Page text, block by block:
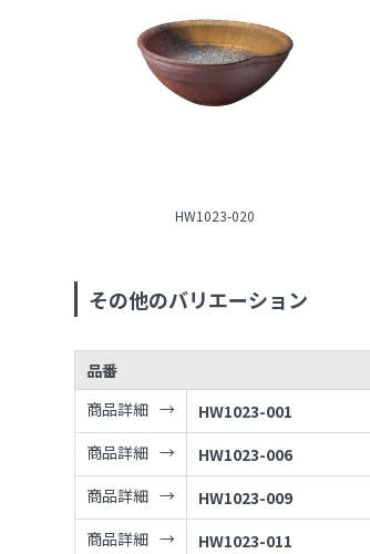
HW1023-020
その他のバリエーション
品番
商品詳細
HW1023-001
商品詳細
HW1023-006
商品詳細
HW1023-009
商品詳細
HW1023-011